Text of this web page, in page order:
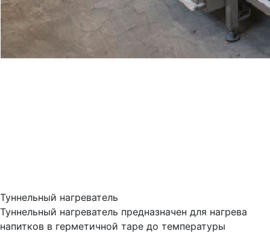
Туннельный нагреватель
Туннельный нагреватель предназначен для нагрева
напитков в герметичной таре до температуры